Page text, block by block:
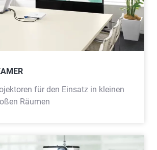
für den Einsatz in kleinen
Räumen